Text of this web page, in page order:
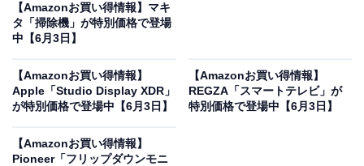
※本記事で紹介している商品の購入やサービスの利用により、売上の一部が
Anker の「急速充電器」が限定価格に！ 25％オフ
で登場
【Amazonお買い得情報】マキ
タ「掃除機」が特別価格で登場
中【6月3日】
【Amazonお買い得情報】
Apple「Studio Display XDR」
が特別価格で登場中【6月3日】
【Amazonお買い得情報】
REGZA「スマートテレビ」が
特別価格で登場中【6月3日】
【Amazonお買い得情報】
Pioneer「フリップダウンモニ